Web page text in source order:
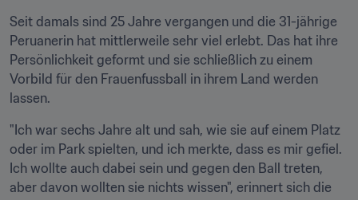
Seit damals sind 25 Jahre vergangen und die 31-jährige
Peruanerin hat mittlerweile sehr viel erlebt. Das hat ihre
Persönlichkeit geformt und sie schließlich zu einem
Vorbild für den Frauenfussball in ihrem Land werden
lassen.
"Ich war sechs Jahre alt und sah, wie sie auf einem Platz
oder im Park spielten, und ich merkte, dass es mir gefiel.
Ich wollte auch dabei sein und gegen den Ball treten,
aber davon wollten sie nichts wissen", erinnert sich die